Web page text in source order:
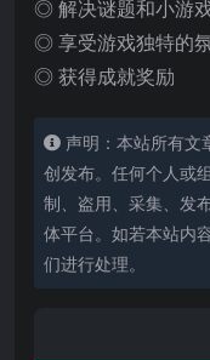
◎ 解决谜题和小游
◎ 享受游戏独特的
◎ 获得成就奖励
声明：本站所有文
创发布。任何个人或
制、盗用、采集、发
体平台。如若本站内
们进行处理。